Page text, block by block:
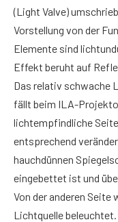
(Light Valve)
Vorstellung von der
Elemente sind
Effekt beruht auf
Das relativ schwache
fällt beim ILA-
lichtempfindliche
entsprechend
hauchdünnen
eingebettet ist und
Von der anderen Seite
Lichtquelle